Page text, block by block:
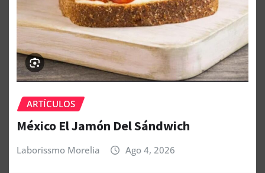
ARTÍCULOS
México El Jamón Del Sándwich
Laborissmo Morelia Ago 4, 2026